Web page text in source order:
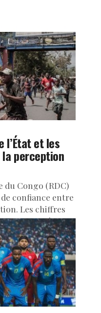
l’État et les
perception
du Congo (RDC)
confiance entre
Les chiffres
Une enquête...